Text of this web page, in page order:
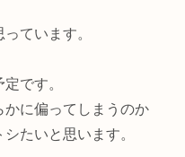
ています。
です。
かに偏ってしまうのか
たいと思います。